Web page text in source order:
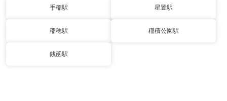
手稲駅 星置駅
稲穂駅 稲積公園駅
銭函駅